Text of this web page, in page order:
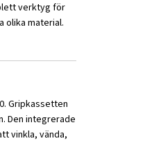
verktyg för
olika material.
Gripkassetten
Den integrerade
vinkla, vända,